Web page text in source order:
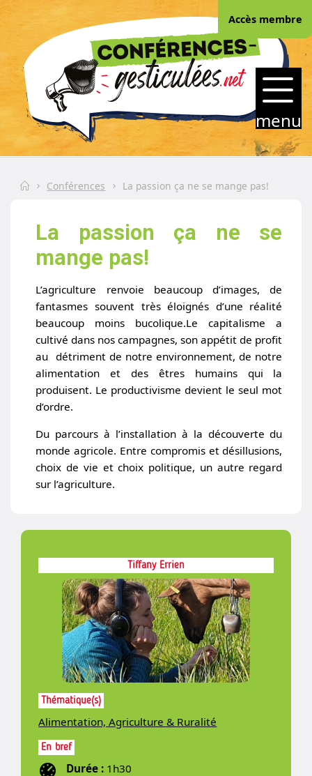
Skip
content
CONFERENCES-
GESTICULEES.NET
menu
Accès membre
HomeConférences La passion ça ne se mange pas!
Tiffany Errien
Thématique(s)
Alimentation, Agriculture & Ruralité
En bref
Durée : 1h30
La passion ça ne se
mange pas!
L’agriculture renvoie beaucoup d’images, de
fantasmes souvent très éloignés d’une réalité
beaucoup moins bucolique.Le capitalisme a
cultivé dans nos campagnes, son appétit de profit
au détriment de notre environnement, de notre
alimentation et des êtres humains qui la
produisent. Le productivisme devient le seul mot
d’ordre.
Du parcours à l’installation à la découverte du
monde agricole. Entre compromis et désillusions,
choix de vie et choix politique, un autre regard
sur l’agriculture.